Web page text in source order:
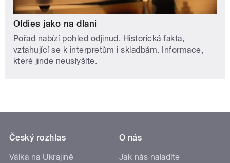
Oldies jako na dlani
Pořad nabízí pohled odjinud. Historická fakta,
vztahující se k interpretům i skladbám. Informace,
které jinde neuslyšíte.
Český rozhlas
Válka na Ukrajině
O nás
Jak nás naladíte